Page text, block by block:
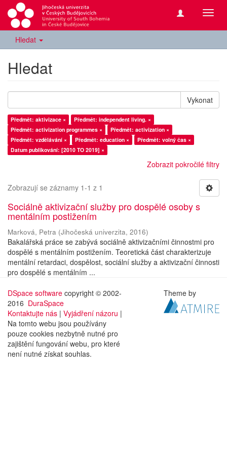
Hledat
Hledat
Vykonat
Předmět: aktivizace ×
Předmět: independent living. ×
Předmět: activization programmes ×
Předmět: activization ×
Předmět: vzdělávání ×
Předmět: education ×
Předmět: volný čas ×
Datum publikování: [2010 TO 2019] ×
Zobrazit pokročilé filtry
Zobrazují se záznamy 1-1 z 1
Sociálně aktivizační služby pro dospělé osoby s
mentálním postižením
Marková, Petra (Jihočeská univerzita, 2016)
Bakalářská práce se zabývá sociálně aktivizačními činnostmi pro
dospělé s mentálním postižením. Teoretická část charakterizuje
mentální retardaci, dospělost, sociální služby a aktivizační činnosti
pro dospělé s mentálním ...
DSpace software copyright © 2002-
2016 DuraSpace
Kontaktujte nás | Vyjádření názoru |
Na tomto webu jsou používány
pouze cookies nezbytně nutné pro
zajištění fungování webu, pro které
není nutné získat souhlas.
Theme by